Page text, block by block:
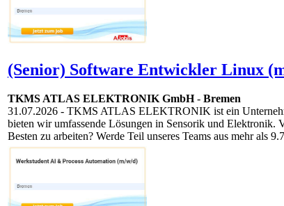
(Senior) Software Entwickler Linux
TKMS ATLAS ELEKTRONIK GmbH- Bremen
31.07.2026 - TKMS ATLAS ELEKTRONIK ist ein
bieten wir umfassende Lösungen in Sensorik und Elektronik.
Besten zu arbeiten? Werde Teil unseres Teams aus mehr als